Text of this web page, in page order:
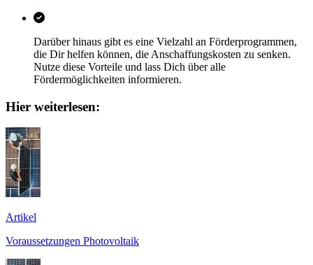
Darüber hinaus gibt es eine Vielzahl an Förderprogrammen,
die Dir helfen können, die Anschaffungskosten zu senken.
Nutze diese Vorteile und lass Dich über alle
Fördermöglichkeiten informieren.
Hier weiterlesen:
Artikel
Voraussetzungen Photovoltaik